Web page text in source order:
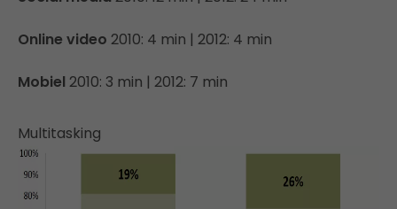
Online video 2010: 4 min | 2012: 4 min
Mobiel 2010: 3 min | 2012: 7 min
Multitasking